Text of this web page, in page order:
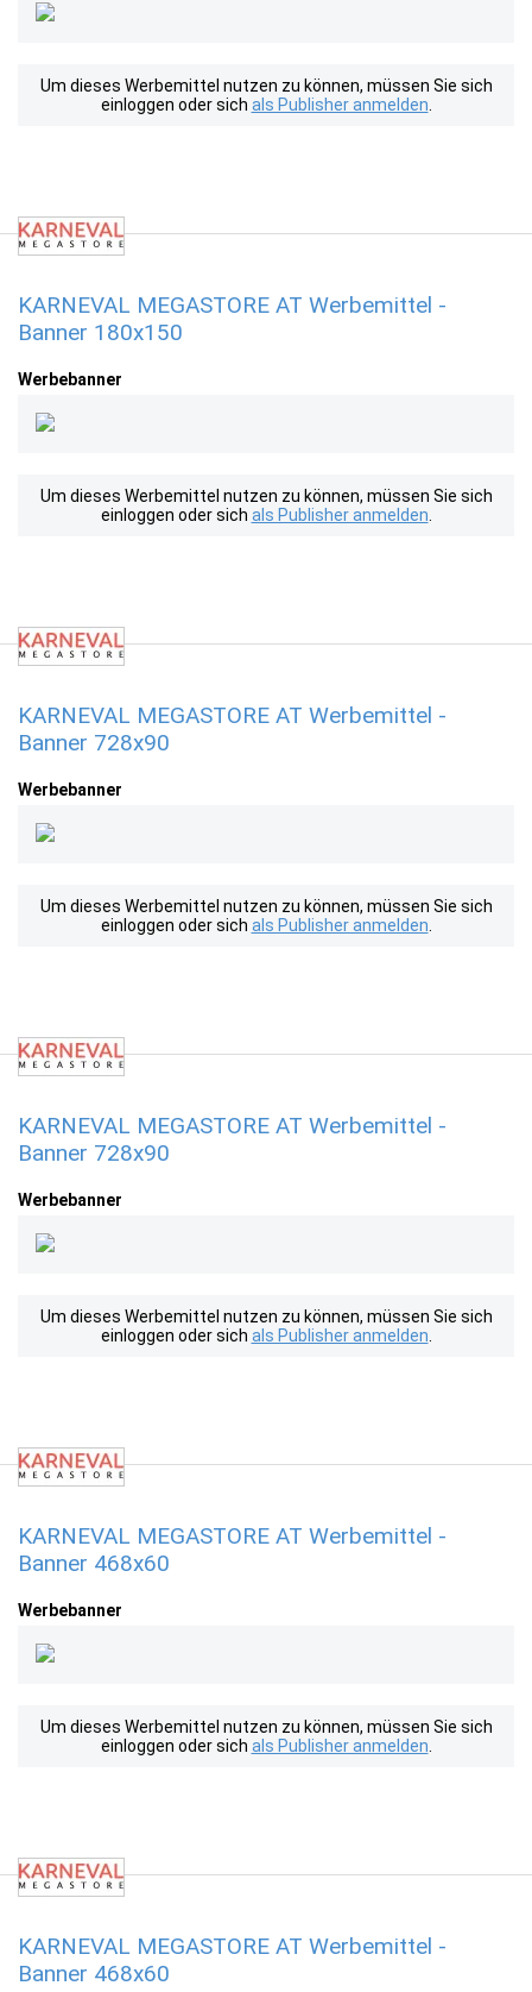
Um dieses Werbemittel nutzen zu können, müssen Sie sich
einloggen oder sich als Publisher anmelden
KARNEVAL MEGASTORE AT Werbemittel -
Banner 180x150
Werbebanner
Um dieses Werbemittel nutzen zu können, müssen Sie sich
einloggen oder sich als Publisher anmelden
KARNEVAL MEGASTORE AT Werbemittel -
Banner 728x90
Werbebanner
Um dieses Werbemittel nutzen zu können, müssen Sie sich
einloggen oder sich als Publisher anmelden
KARNEVAL MEGASTORE AT Werbemittel -
Banner 728x90
Werbebanner
Um dieses Werbemittel nutzen zu können, müssen Sie sich
einloggen oder sich als Publisher anmelden
KARNEVAL MEGASTORE AT Werbemittel -
Banner 468x60
Werbebanner
Um dieses Werbemittel nutzen zu können, müssen Sie sich
einloggen oder sich als Publisher anmelden
KARNEVAL MEGASTORE AT Werbemittel -
Banner 468x60